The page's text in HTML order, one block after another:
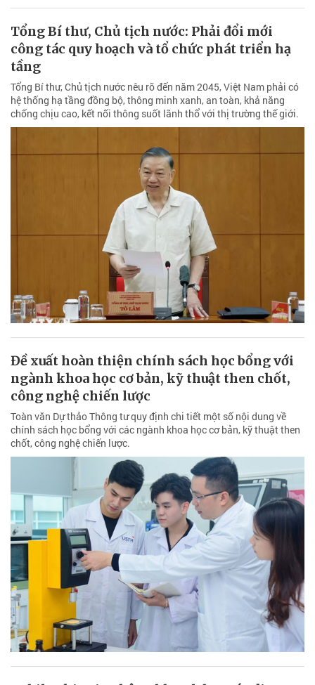
Tổng Bí thư, Chủ tịch nước: Phải đổi mới
công tác quy hoạch và tổ chức phát triển hạ
tầng
Tổng Bí thư, Chủ tịch nước nêu rõ đến năm 2045, Việt Nam phải có
hệ thống hạ tầng đồng bộ, thông minh xanh, an toàn, khả năng
chống chịu cao, kết nối thông suốt lãnh thổ với thị trường thế giới.
Đề xuất hoàn thiện chính sách học bổng với
ngành khoa học cơ bản, kỹ thuật then chốt,
công nghệ chiến lược
Toàn văn Dự thảo Thông tư quy định chi tiết một số nội dung về
chính sách học bổng với các ngành khoa học cơ bản, kỹ thuật then
chốt, công nghệ chiến lược.